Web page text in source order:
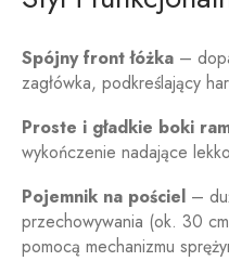
Spójny front łóżka –
zagłówka, podkreślający
Proste i gładkie boki
wykończenie nadające
Pojemnik na pościel –
przechowywania (ok. 30
pomocą mechanizmu